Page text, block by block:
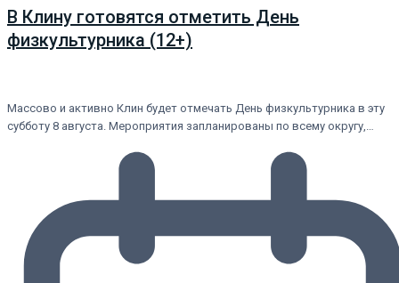
В Клину готовятся отметить День
физкультурника (12+)
Массово и активно Клин будет отмечать День физкультурника в эту
субботу 8 августа. Мероприятия запланированы по всему округу,…